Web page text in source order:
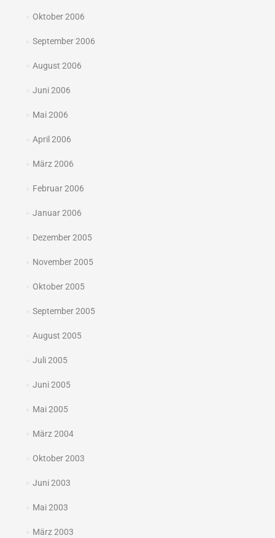
Oktober 2006
September 2006
August 2006
Juni 2006
Mai 2006
April 2006
März 2006
Februar 2006
Januar 2006
Dezember 2005
November 2005
Oktober 2005
September 2005
August 2005
Juli 2005
Juni 2005
Mai 2005
März 2004
Oktober 2003
Juni 2003
Mai 2003
März 2003